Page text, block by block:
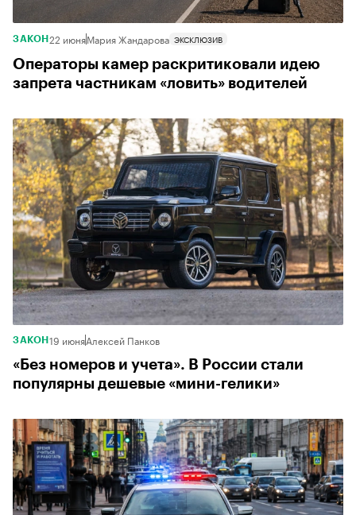
ЗАКОН 22 июняМария Жандарова ЭКСКЛЮЗИВ
Операторы камер раскритиковали идею
запрета частникам «ловить» водителей
ЗАКОН 19 июняАлексей Панков
«Без номеров и учета». В России стали
популярны дешевые «мини-гелики»